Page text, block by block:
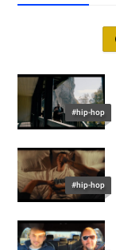
#hip-hop
#hip-hop